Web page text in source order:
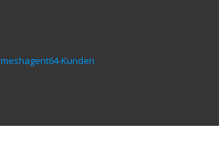
meshagent64-Kunden